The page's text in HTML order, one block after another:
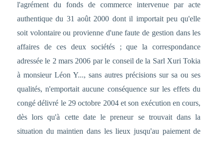
l'agrément du fonds de commerce intervenue par acte
authentique du 31 août 2000 dont il importait peu qu'elle
soit volontaire ou provienne d'une faute de gestion dans les
affaires de ces deux sociétés ; que la correspondance
adressée le 2 mars 2006 par le conseil de la Sarl Xuri Tokia
à monsieur Léon Y..., sans autres précisions sur sa ou ses
qualités, n'emportait aucune conséquence sur les effets du
congé délivré le 29 octobre 2004 et son exécution en cours,
dès lors qu'à cette date le preneur se trouvait dans la
situation du maintien dans les lieux jusqu'au paiement de